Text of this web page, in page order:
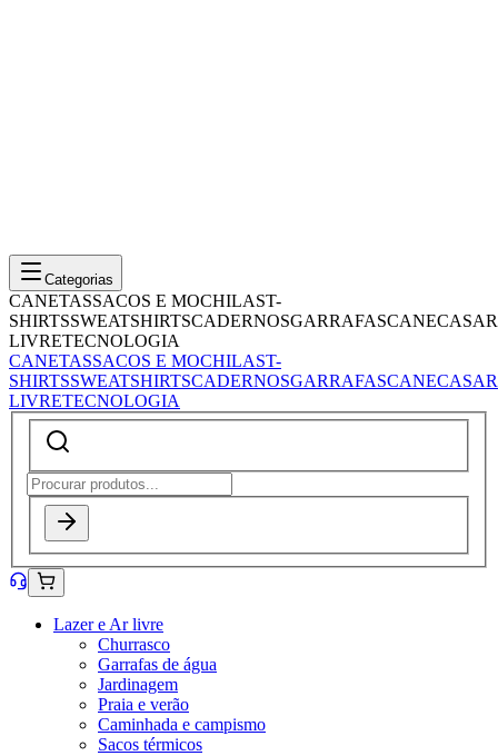
Categorias
CANETASSACOS E MOCHILAST-
SHIRTSSWEATSHIRTSCADERNOSGARRAFASCANECASAR
LIVRETECNOLOGIA
CANETASSACOS E MOCHILAST-
SHIRTSSWEATSHIRTSCADERNOSGARRAFASCANECASAR
LIVRETECNOLOGIA
Lazer e Ar livre
Churrasco
Garrafas de água
Jardinagem
Praia e verão
Caminhada e campismo
Sacos térmicos